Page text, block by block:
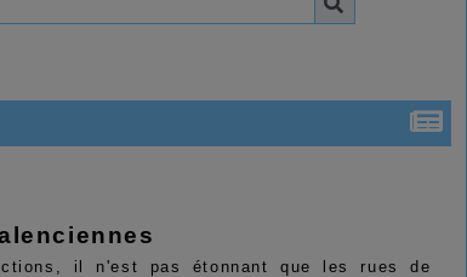
il n'est pas étonnant que les rues de